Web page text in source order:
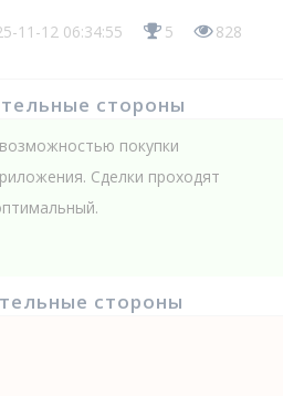
11-12 06:34:55 5 828
стороны
покупки
Сделки проходят
стороны